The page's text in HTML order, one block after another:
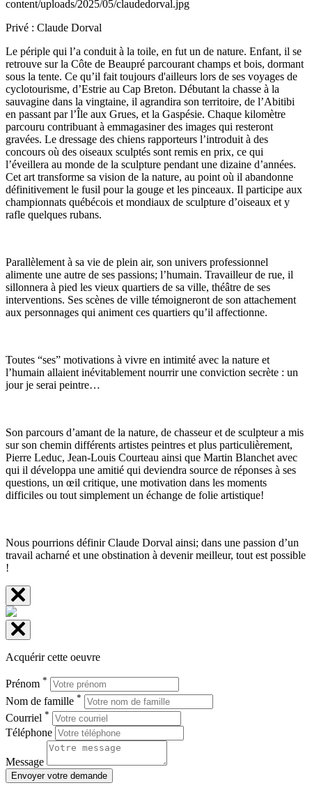
Privé : Claude Dorval
Le périple qui l’a conduit à la toile, en fut un de nature. Enfant, il se
retrouve sur la Côte de Beaupré parcourant champs et bois, dormant
sous la tente. Ce qu’il fait toujours d'ailleurs lors de ses voyages de
cyclotourisme, d’Estrie au Cap Breton. Débutant la chasse à la
sauvagine dans la vingtaine, il agrandira son territoire, de l’Abitibi
en passant par l’Île aux Grues, et la Gaspésie. Chaque kilomètre
parcouru contribuant à emmagasiner des images qui resteront
gravées. Le dressage des chiens rapporteurs l’introduit à des
concours où des oiseaux sculptés sont remis en prix, ce qui
l’éveillera au monde de la sculpture pendant une dizaine d’années.
Cet art transforme sa vision de la nature, au point où il abandonne
définitivement le fusil pour la gouge et les pinceaux. Il participe aux
championnats québécois et mondiaux de sculpture d’oiseaux et y
rafle quelques rubans.
Parallèlement à sa vie de plein air, son univers professionnel
alimente une autre de ses passions; l’humain. Travailleur de rue, il
sillonnera à pied les vieux quartiers de sa ville, théâtre de ses
interventions. Ses scènes de ville témoigneront de son attachement
aux personnages qui animent ces quartiers qu’il affectionne.
Toutes “ses” motivations à vivre en intimité avec la nature et
l’humain allaient inévitablement nourrir une conviction secrète : un
jour je serai peintre…
Son parcours d’amant de la nature, de chasseur et de sculpteur a mis
sur son chemin différents artistes peintres et plus particulièrement,
Pierre Leduc, Jean-Louis Courteau ainsi que Martin Blanchet avec
qui il développa une amitié qui deviendra source de réponses à ses
questions, un œil critique, une motivation dans les moments
difficiles ou tout simplement un échange de folie artistique!
Nous pourrions définir Claude Dorval ainsi; dans une passion d’un
travail acharné et une obstination à devenir meilleur, tout est possible
!
Acquérir cette oeuvre
Prénom *
Nom de famille *
Courriel *
Téléphone
Message
Envoyer votre demande